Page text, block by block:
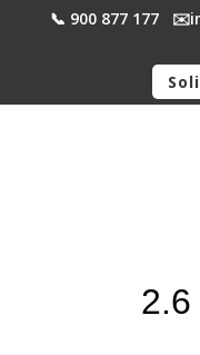
📞 900 877 177
2.6